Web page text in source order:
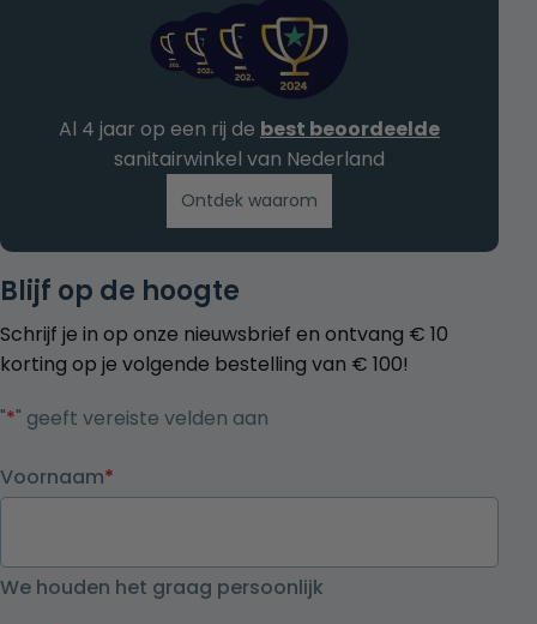
Blijf op de hoogte
Schrijf je in op onze nieuwsbrief en ontvang € 10
korting op je volgende bestelling van € 100!
"*" geeft vereiste velden aan
Voornaam*
We houden het graag persoonlijk
Al 4 jaar op een rij de best beoordeelde
sanitairwinkel van Nederland
Ontdek waarom